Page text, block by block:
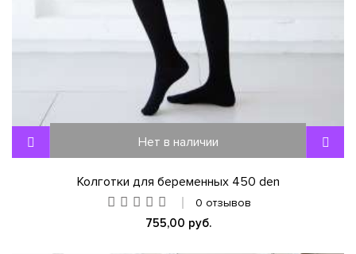
Нет в наличии
Колготки для беременных 450 den
0 отзывов
755,00 руб.